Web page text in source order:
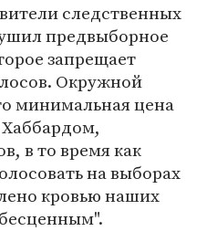
следственных
предвыборное
запрещает
Окружной
минимальная цена
Хаббардом,
в то время как
на выборах
кровью наших